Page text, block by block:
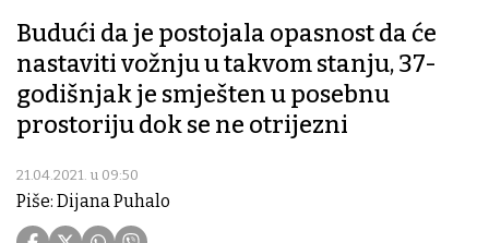
Budući da je postojala opasnost da će
nastaviti vožnju u takvom stanju, 37-
godišnjak je smješten u posebnu
prostoriju dok se ne otrijezni
21.04.2021. u 09:50
Piše: Dijana Puhalo